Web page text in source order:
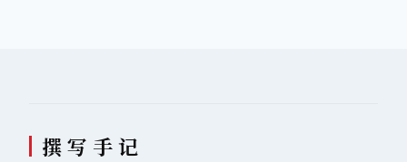
撰 写 手 记